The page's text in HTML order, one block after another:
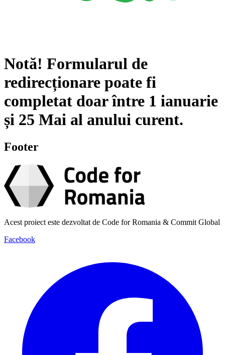
Notă! Formularul de
redirecționare poate fi
completat doar între 1 ianuarie
și 25 Mai al anului curent.
Footer
Acest proiect este dezvoltat de Code for Romania & Commit Global
Facebook